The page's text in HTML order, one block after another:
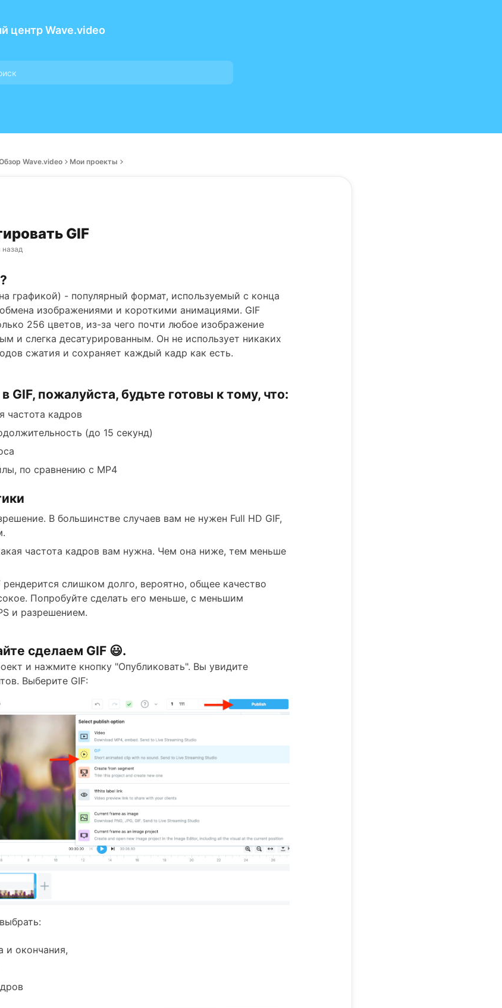
центр Wave.video
Wave.video Мои проекты
GIF
назад
графикой) - популярный формат, используемый с конца
изображениями и короткими анимациями. GIF
256 цветов, из-за чего почти любое изображение
и слегка десатурированным. Он не использует никаких
сжатия и сохраняет каждый кадр как есть.
GIF, пожалуйста, будьте готовы к тому, что:
частота кадров
(до 15 секунд)
по сравнению с MP4
В большинстве случаев вам не нужен Full HD GIF,
частота кадров вам нужна. Чем она ниже, тем меньше
рендерится слишком долго, вероятно, общее качество
Попробуйте сделать его меньше, с меньшим
и разрешением.
сделаем GIF 😃.
и нажмите кнопку "Опубликовать". Вы увидите
Выберите GIF:
и окончания,